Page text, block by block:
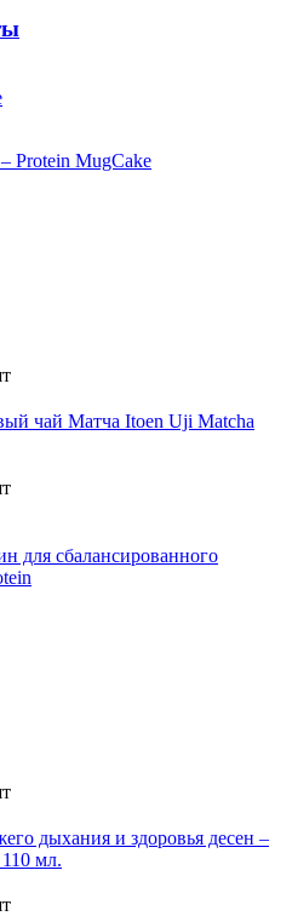
Protein MugCake
чай Матча Itoen Uji Matcha
для сбалансированного
дыхания и здоровья десен –
мл.